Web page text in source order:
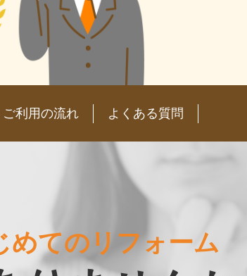
ご利用の流れ よくある質問
めてのリフォーム